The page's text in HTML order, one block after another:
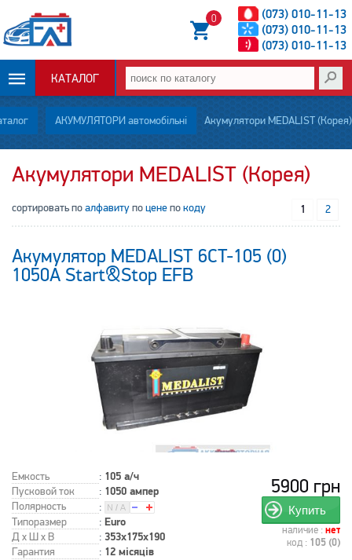
(073) 010-11-13
(073) 010-11-13
(073) 010-11-13
0
КАТАЛОГ
ОПЛАТА И
ДОСТАВКА
СТАТЬИ
О НАС
АКУМУЛЯТОРИ автомобільні Акумулятори MEDALIST (Корея)
Акумулятори MEDALIST (Корея)
1 2
сортировать поалфавитупоценепокоду
Акумулятор MEDALIST 6CT-105 (0)
1050А Start&Stop EFB
Емкость : 105 а/ч
Пусковой ток : 1050 ампер
Полярность
:
Типоразмер
: Euro
Д x Ш x В : 353x175x190
Гарантия : 12 місяців
5900 грн
Купить
наличие : нет
код : 105 (0)